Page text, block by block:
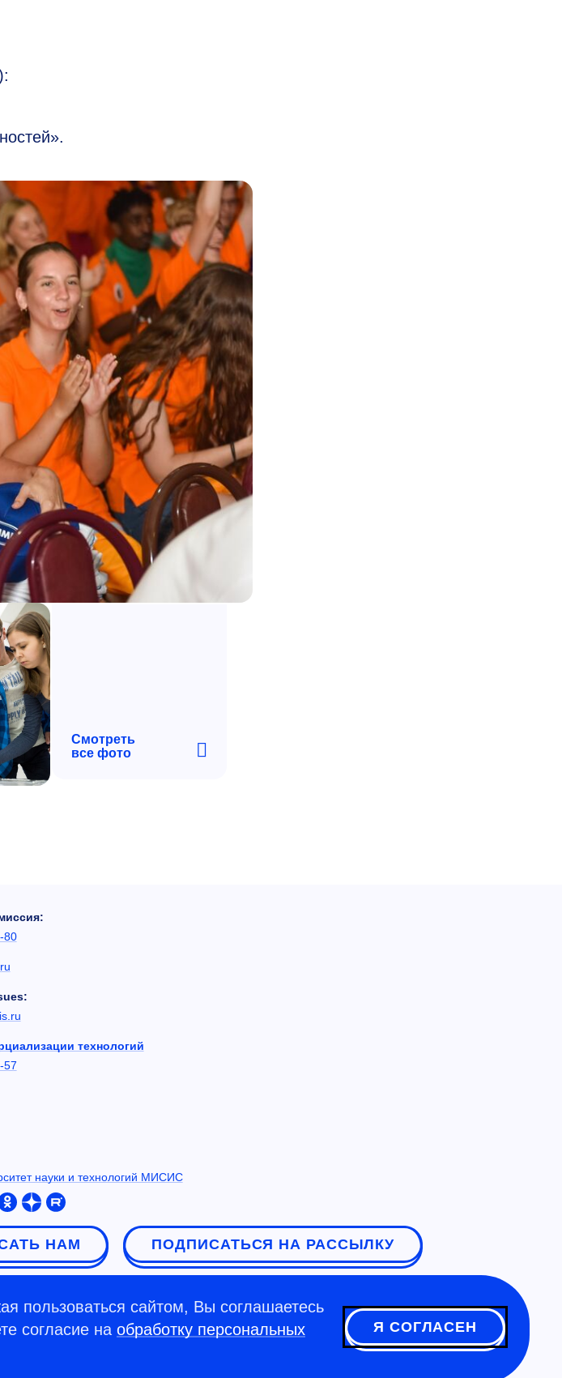
Смотреть
все фото
80
технологий
57
науки и технологий МИСИС
НАМ ПОДПИСАТЬСЯ НА РАССЫЛКУ
пользоваться сайтом, Вы соглашаетесь
согласие на обработку персональных
Я СОГЛАСЕН